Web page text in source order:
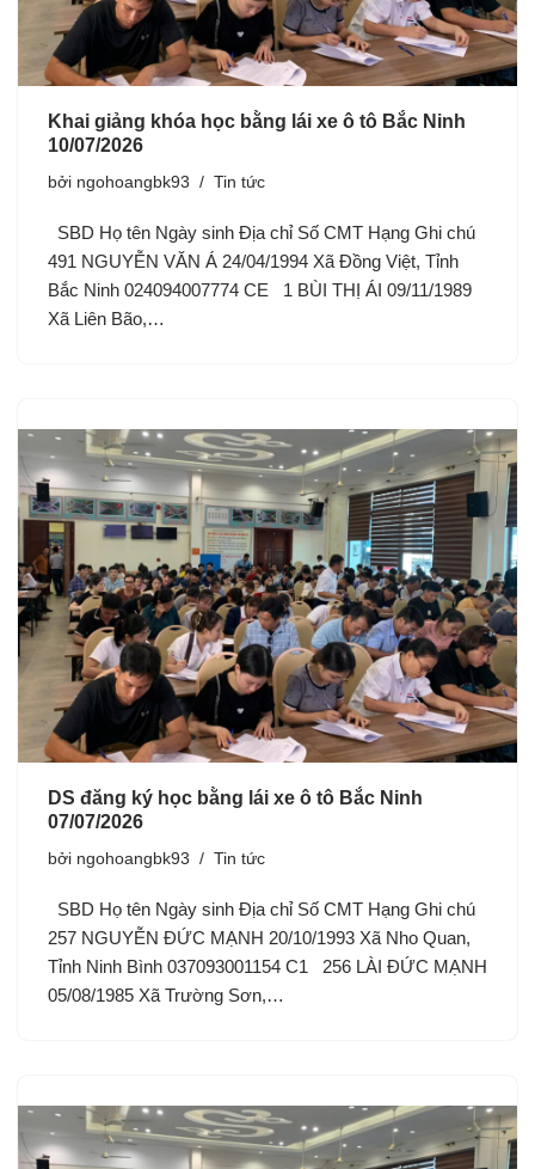
Khai giảng khóa học bằng lái xe ô tô Bắc Ninh
10/07/2026
bởi ngohoangbk93 Tin tức
SBD Họ tên Ngày sinh Địa chỉ Số CMT Hạng Ghi chú
491 NGUYỄN VĂN Á 24/04/1994 Xã Đồng Việt, Tỉnh
Bắc Ninh 024094007774 CE 1 BÙI THỊ ÁI 09/11/1989
Xã Liên Bão,…
DS đăng ký học bằng lái xe ô tô Bắc Ninh
07/07/2026
bởi ngohoangbk93 Tin tức
SBD Họ tên Ngày sinh Địa chỉ Số CMT Hạng Ghi chú
257 NGUYỄN ĐỨC MẠNH 20/10/1993 Xã Nho Quan,
Tỉnh Ninh Bình 037093001154 C1 256 LÀI ĐỨC MẠNH
05/08/1985 Xã Trường Sơn,…